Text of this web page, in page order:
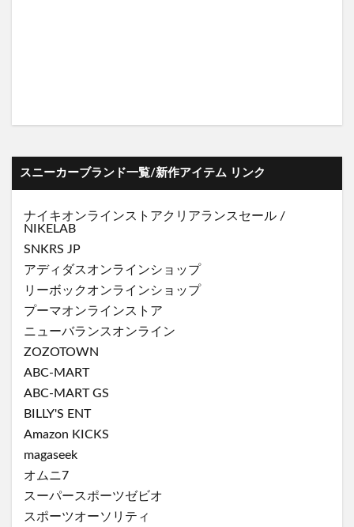
スニーカーブランド一覧/新作アイテム リンク
ナイキオンラインストアクリアランスセール /
NIKELAB
SNKRS JP
アディダスオンラインショップ
リーボックオンラインショップ
プーマオンラインストア
ニューバランスオンライン
ZOZOTOWN
ABC-MART
ABC-MART GS
BILLY'S ENT
Amazon KICKS
magaseek
オムニ7
スーパースポーツゼビオ
スポーツオーソリティ